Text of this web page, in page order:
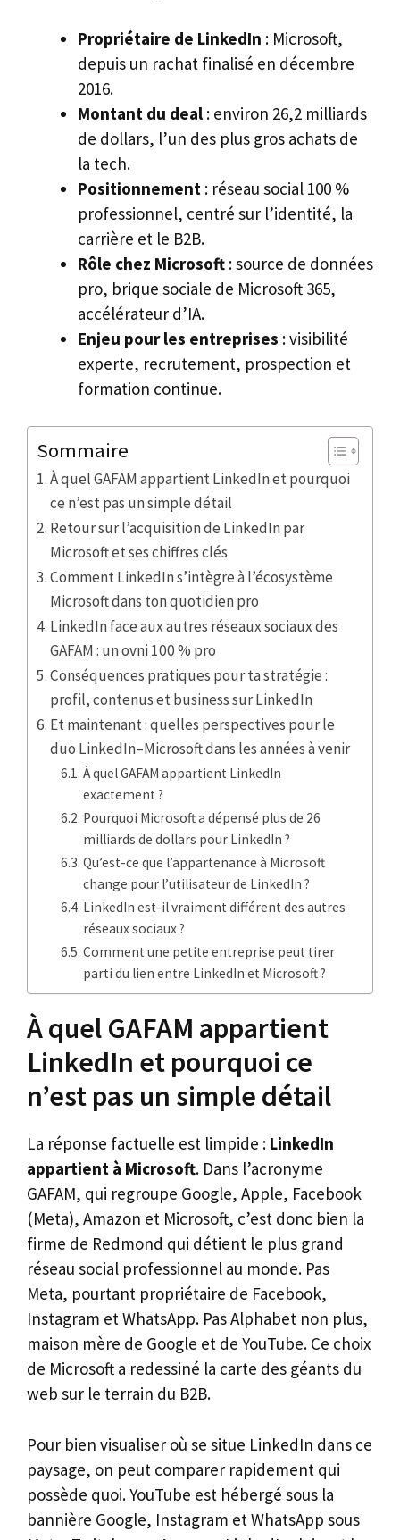
Propriétaire de LinkedIn : Microsoft,
depuis un rachat finalisé en décembre
2016.
Montant du deal : environ 26,2 milliards
de dollars, l’un des plus gros achats de
la tech.
Positionnement : réseau social 100 %
professionnel, centré sur l’identité, la
carrière et le B2B.
Rôle chez Microsoft : source de données
pro, brique sociale de Microsoft 365,
accélérateur d’IA.
Enjeu pour les entreprises : visibilité
experte, recrutement, prospection et
formation continue.
Sommaire
À quel GAFAM appartient LinkedIn et pourquoi
ce n’est pas un simple détail
Retour sur l’acquisition de LinkedIn par
Microsoft et ses chiffres clés
Comment LinkedIn s’intègre à l’écosystème
Microsoft dans ton quotidien pro
LinkedIn face aux autres réseaux sociaux des
GAFAM : un ovni 100 % pro
Conséquences pratiques pour ta stratégie :
profil, contenus et business sur LinkedIn
Et maintenant : quelles perspectives pour le
duo LinkedIn–Microsoft dans les années à venir
À quel GAFAM appartient LinkedIn
exactement ?
Pourquoi Microsoft a dépensé plus de 26
milliards de dollars pour LinkedIn ?
Qu’est-ce que l’appartenance à Microsoft
change pour l’utilisateur de LinkedIn ?
LinkedIn est-il vraiment différent des autres
réseaux sociaux ?
Comment une petite entreprise peut tirer
parti du lien entre LinkedIn et Microsoft ?
À quel GAFAM appartient
LinkedIn et pourquoi ce
n’est pas un simple détail
La réponse factuelle est limpide : LinkedIn
appartient à Microsoft. Dans l’acronyme
GAFAM, qui regroupe Google, Apple, Facebook
(Meta), Amazon et Microsoft, c’est donc bien la
firme de Redmond qui détient le plus grand
réseau social professionnel au monde. Pas
Meta, pourtant propriétaire de Facebook,
Instagram et WhatsApp. Pas Alphabet non plus,
maison mère de Google et de YouTube. Ce choix
de Microsoft a redessiné la carte des géants du
web sur le terrain du B2B.
Pour bien visualiser où se situe LinkedIn dans ce
paysage, on peut comparer rapidement qui
possède quoi. YouTube est hébergé sous la
bannière Google, Instagram et WhatsApp sous